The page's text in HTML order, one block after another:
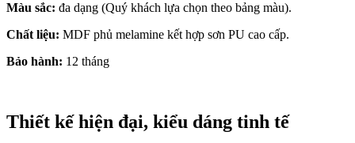
Màu sắc: đa dạng (Quý khách lựa chọn theo bảng màu).
Chất liệu: MDF phủ melamine kết hợp sơn PU cao cấp.
Bảo hành: 12 tháng
Thiết kế hiện đại, kiểu dáng tinh tế